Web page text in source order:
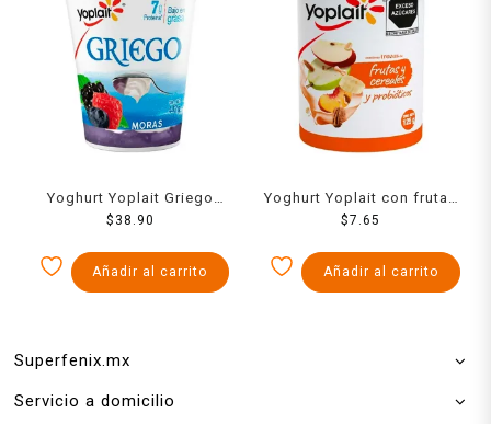
Yoghurt Yoplait Griego
moras bajo en grasa 442 g
$ 38.90
Añadir al carrito
Yoghurt Yoplait con frutas
y cereales 125 g
$7.65
Añadir al carrito
Superfenix.mx
Servicio a domicilio